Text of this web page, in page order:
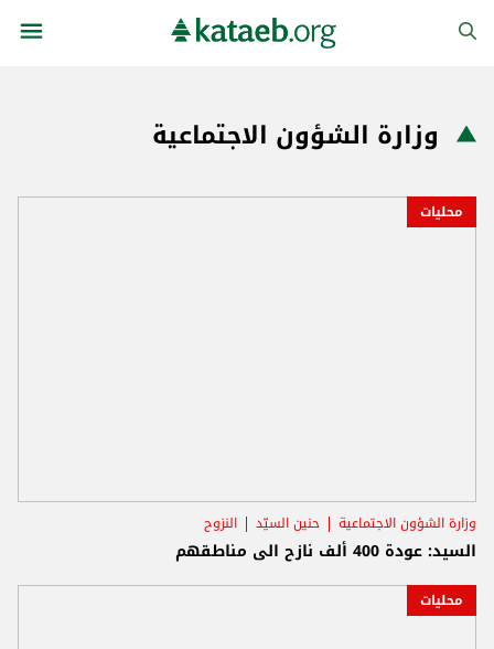
وزارة الشؤون الاجتماعية
محليات
وزارة الشؤون الاجتماعية حنين السيّد النزوح
السيد: عودة 400 ألف نازح الى مناطقهم
محليات